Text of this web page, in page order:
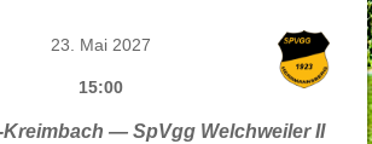
23. Mai 2027
15:00
— SpVgg Welchweiler II